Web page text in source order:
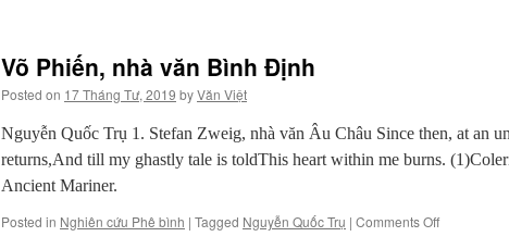
bỏng
cháy
Võ Phiến, nhà văn Bình Định
Posted on 17 Tháng Tư, 2019 byVăn Việt
Nguyễn Quốc Trụ 1. Stefan Zweig, nhà văn Âu Châu Since then, at an
returns,And till my ghastly tale is toldThis heart within me burns.
Ancient Mariner.
Posted in Nghiên cứu Phê bình | Tagged Nguyễn Quốc Trụ | Comments Offon